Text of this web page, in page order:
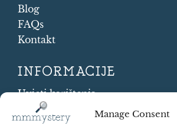
Manage Consent
Blog
FAQs
Kontakt
INFORMACIJE
Uvjeti korištenja
Cookie Policy